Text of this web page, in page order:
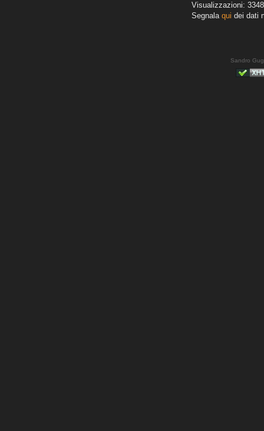
Visualizzazioni: 3348
Segnala qui dei dati
Sandro